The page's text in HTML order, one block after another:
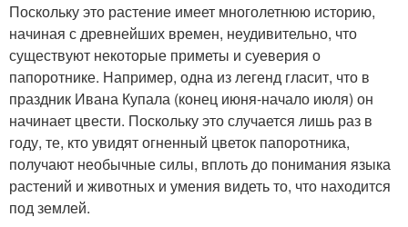
Поскольку это растение имеет многолетнюю историю,
начиная с древнейших времен, неудивительно, что
существуют некоторые приметы и суеверия о
папоротнике. Например, одна из легенд гласит, что в
праздник Ивана Купала (конец июня-начало июля) он
начинает цвести. Поскольку это случается лишь раз в
году, те, кто увидят огненный цветок папоротника,
получают необычные силы, вплоть до понимания языка
растений и животных и умения видеть то, что находится
под землей.